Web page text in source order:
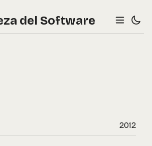
del Software
2012